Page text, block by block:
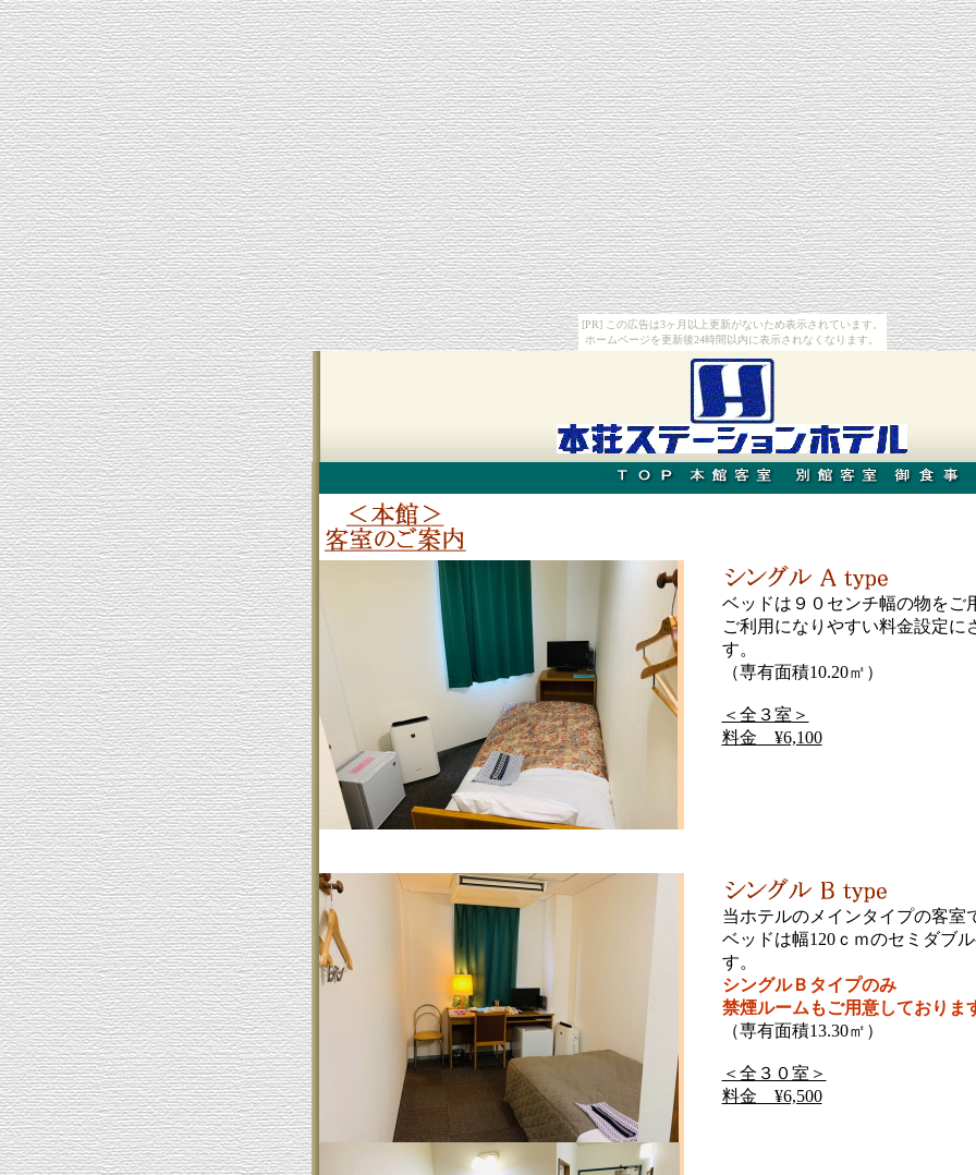
[PR] この広告は3ヶ月以上更新がないため表示されています。
ホームページを更新後24時間以内に表示されなくなります。
ベッドは９０センチ幅の物をご
ご利用になりやすい料金設定に
す。
（専有面積10.20㎡）
＜全３室＞
料金 ¥6,100
当ホテルのメインタイプの客室
ベッドは幅120ｃｍのセミダブ
す。
シングルＢタイプのみ
禁煙ルームもご用意しておりま
（専有面積13.30㎡）
＜全３０室＞
料金 ¥6,500